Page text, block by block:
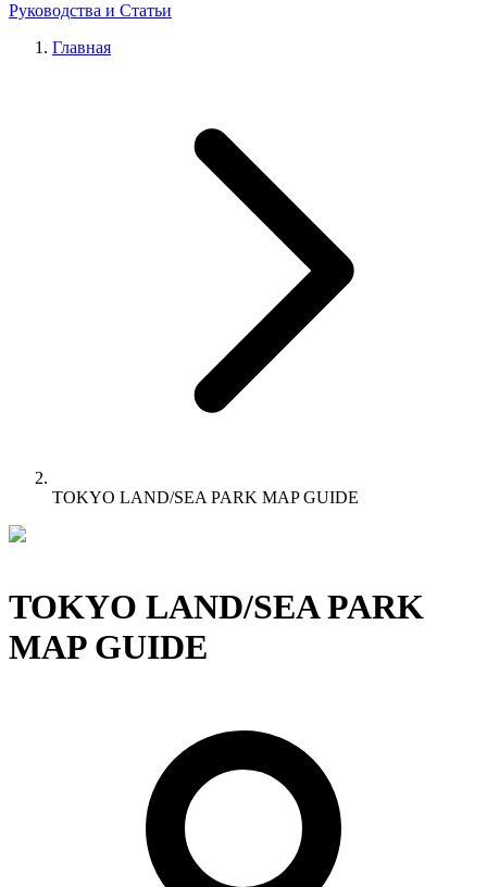
Руководства и Статьи
Главная
TOKYO LAND/SEA PARK MAP GUIDE
TOKYO LAND/SEA PARK
MAP GUIDE